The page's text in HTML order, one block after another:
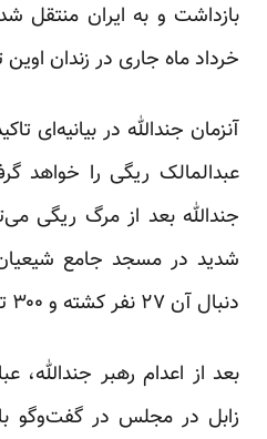
بازداشت و به ایران منتقل
خرداد ماه جاری در زندان
آنزمان جندالله در بیانیه‌ای
عبدالمالک ریگی را خواهد
جندالله بعد از مرگ ریگی
شدید در مسجد جامع شیعیان
دنبال آن ۲۷ نفر کشته و ۳۰۰ تن نیز زخمی شدند.
بعد از اعدام رهبر جندالله،
زابل در مجلس در گفت‌وگو با